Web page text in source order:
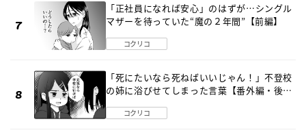
「正社員になれば安心」のはずが…シングル
マザーを待っていた“魔の２年間”【前編】
コクリコ
「死にたいなら死ねばいいじゃん！」不登校
の姉に浴びせてしまった言葉【番外編・後
コクリコ